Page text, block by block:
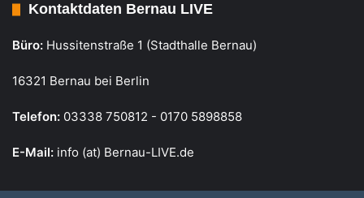
Kontaktdaten Bernau LIVE
Büro: Hussitenstraße 1 (Stadthalle Bernau)
16321 Bernau bei Berlin
Telefon: 03338 750812 - 0170 5898858
E-Mail: info (at) Bernau-LIVE.de